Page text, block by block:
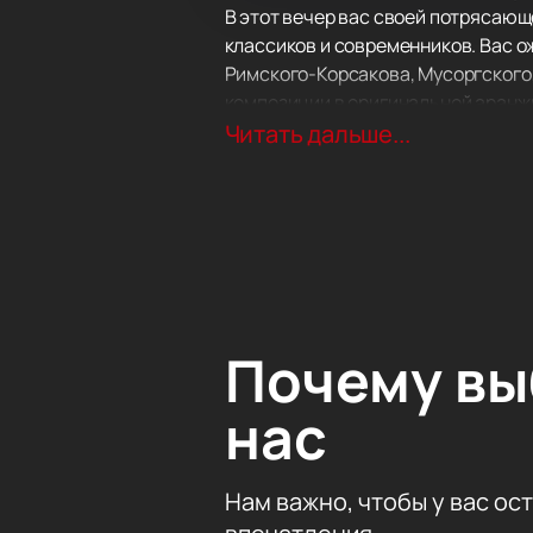
В этот вечер вас своей
классиков и современников. Вас
Римского-Корсакова,
композиции в оригинальной
Музыканты часто гастролируют,
Читать дальше...
Почему
нас
Нам важно, чтобы у вас